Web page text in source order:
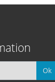
Ok